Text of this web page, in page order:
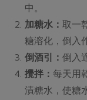
中。
加糖水： 取一
糖溶化，倒入
倒酒引：倒入
攪拌：每天用
漬糖水，使糖